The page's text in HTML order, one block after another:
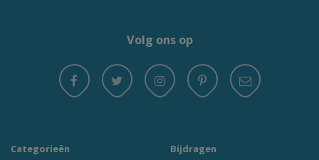
Volg ons op
Categorieën
Bijdragen